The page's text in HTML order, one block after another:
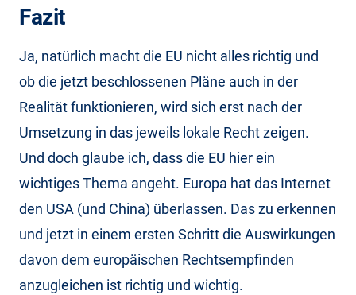
Fazit
Ja, natürlich macht die EU nicht alles richtig und
ob die jetzt beschlossenen Pläne auch in der
Realität funktionieren, wird sich erst nach der
Umsetzung in das jeweils lokale Recht zeigen.
Und doch glaube ich, dass die EU hier ein
wichtiges Thema angeht. Europa hat das Internet
den USA (und China) überlassen. Das zu erkennen
und jetzt in einem ersten Schritt die Auswirkungen
davon dem europäischen Rechtsempfinden
anzugleichen ist richtig und wichtig.